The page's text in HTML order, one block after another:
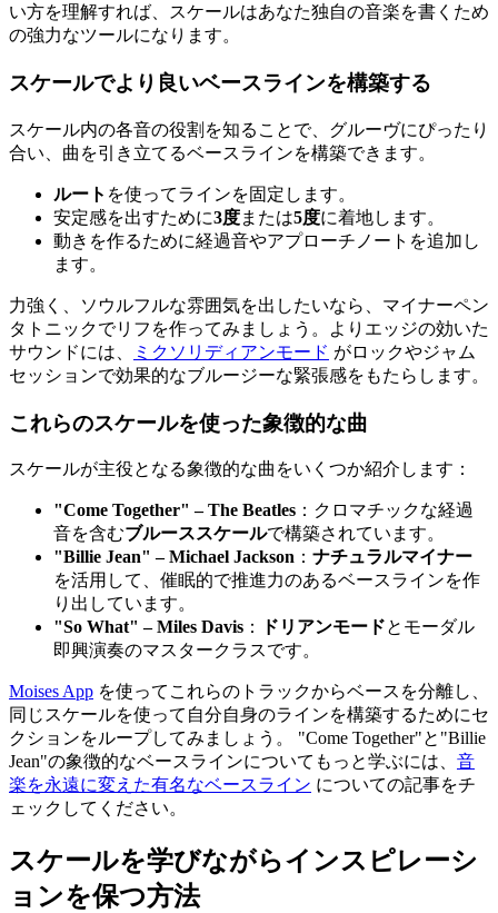
い方を理解すれば、スケールはあなた独自の音楽を書くため
の強力なツールになります。
スケールでより良いベースラインを構築する
スケール内の各音の役割を知ることで、グルーヴにぴったり
合い、曲を引き立てるベースラインを構築できます。
ルート を使ってラインを固定します。
安定感を出すために3度または5度に着地します。
動きを作るために経過音やアプローチノートを追加し
ます。
力強く、ソウルフルな雰囲気を出したいなら、マイナーペン
タトニックでリフを作ってみましょう。よりエッジの効いた
サウンドには、
ミクソリディアンモード がロックやジャム
セッションで効果的なブルージーな緊張感をもたらします。
これらのスケールを使った象徴的な曲
スケールが主役となる象徴的な曲をいくつか紹介します：
"Come Together" – The Beatles ：クロマチックな経過
音を含むブルーススケールで構築されています。
"Billie Jean" – Michael Jackson ： ナチュラルマイナー
を活用して、催眠的で推進力のあるベースラインを作
り出しています。
"So What" – Miles Davis ： ドリアンモードとモーダル
即興演奏のマスタークラスです。
Moises App を使ってこれらのトラックからベースを分離し、
同じスケールを使って自分自身のラインを構築するためにセ
クションをループしてみましょう。 "Come Together"と"Billie
Jean"の象徴的なベースラインについてもっと学ぶには、 音
楽を永遠に変えた有名なベースライン についての記事をチ
ェックしてください。
スケールを学びながらインスピレーシ
ョンを保つ方法